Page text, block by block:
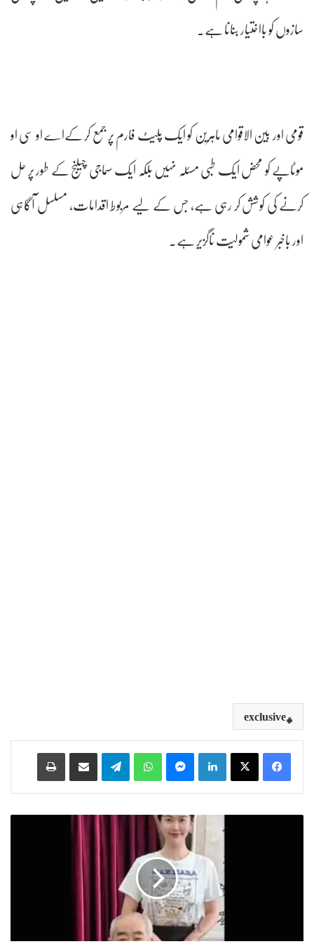
سازوں کو بااختیار بنانا ہے۔
قومی اور بین الاقوامی ماہرین کو ایک پلیٹ فارم پر جمع کر کےاے او سی او
موٹاپے کو محض ایک طبی مسئلہ نہیں بلکہ ایک سماجی چیلنج کے طور پر حل
کرنے کی کوشش کر رہی ہے، جس کے لیے مربوط اقدامات، مسلسل آگاہی
اور باخبر عوامی شمولیت ناگزیر ہے۔
exclusive
LinkedIn
WhatsApp
Telegram
8